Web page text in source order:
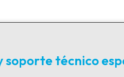
soporte técnico